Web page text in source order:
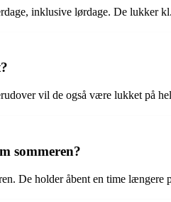
inklusive lørdage. De lukker
vil de også være lukket på
sommeren?
De holder åbent en time